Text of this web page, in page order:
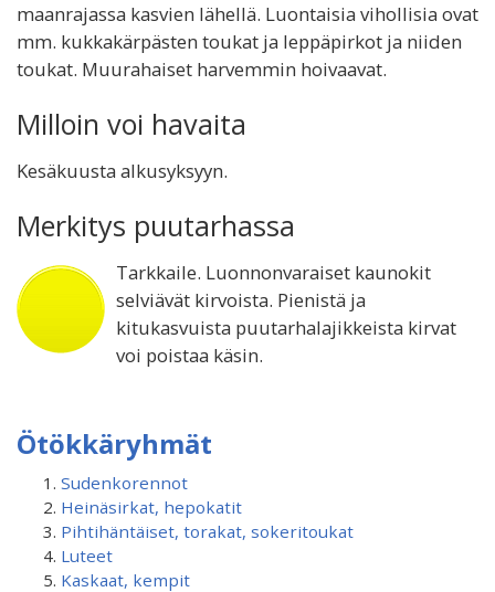
maanrajassa kasvien lähellä. Luontaisia vihollisia ovat
mm. kukkakärpästen toukat ja leppäpirkot ja niiden
toukat. Muurahaiset harvemmin hoivaavat.
Milloin voi havaita
Kesäkuusta alkusyksyyn.
Merkitys puutarhassa
Tarkkaile. Luonnonvaraiset kaunokit
selviävät kirvoista. Pienistä ja
kitukasvuista puutarhalajikkeista kirvat
voi poistaa käsin.
Ötökkäryhmät
Sudenkorennot
Heinäsirkat, hepokatit
Pihtihäntäiset, torakat, sokeritoukat
Luteet
Kaskaat, kempit